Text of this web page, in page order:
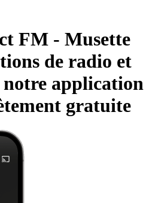
FM - Musette
de radio et
notre application
gratuite